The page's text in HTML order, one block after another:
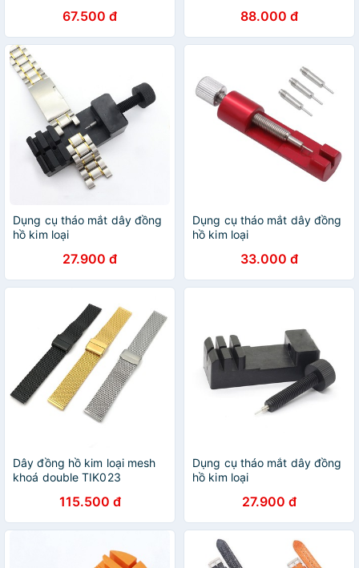
67.500 đ 88.000 đ
Dụng cụ tháo mắt dây đồng
hồ kim loại
27.900 đ
Dụng cụ tháo mắt dây đồng
hồ kim loại
33.000 đ
Dây đồng hồ kim loại mesh
khoá double TIK023
115.500 đ
Dụng cụ tháo mắt dây đồng
hồ kim loại
27.900 đ